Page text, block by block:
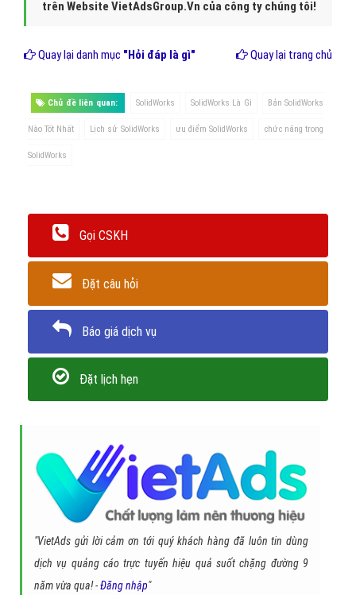
trên Website VietAdsGroup.Vn của công ty chúng tôi!
Quay lại danh mục "Hỏi đáp là gì" Quay lại trang chủ
Chủ đề liên quan: SolidWorks SolidWorks Là Gì Bản SolidWorks
Nào Tốt Nhất Lịch sử SolidWorks ưu điểm SolidWorks chức năng trong
SolidWorks
Gọi CSKH
Đặt câu hỏi
Báo giá dịch vụ
Đặt lịch hẹn
"VietAds gửi lời cảm ơn tới quý khách hàng đã luôn tin dùng
dịch vụ quảng cáo trực tuyến hiệu quả suốt chặng đường 9
năm vừa qua! -Đăng nhập"